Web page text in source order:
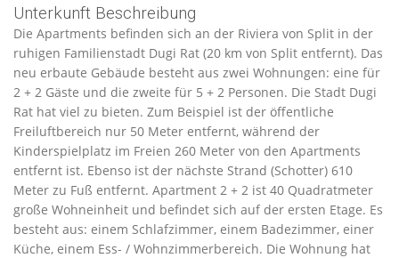
Unterkunft Beschreibung
Die Apartments befinden sich an der Riviera von Split in der
ruhigen Familienstadt Dugi Rat (20 km von Split entfernt). Das
neu erbaute Gebäude besteht aus zwei Wohnungen: eine für
2 + 2 Gäste und die zweite für 5 + 2 Personen. Die Stadt Dugi
Rat hat viel zu bieten. Zum Beispiel ist der öffentliche
Freiluftbereich nur 50 Meter entfernt, während der
Kinderspielplatz im Freien 260 Meter von den Apartments
entfernt ist. Ebenso ist der nächste Strand (Schotter) 610
Meter zu Fuß entfernt. Apartment 2 + 2 ist 40 Quadratmeter
große Wohneinheit und befindet sich auf der ersten Etage. Es
besteht aus: einem Schlafzimmer, einem Badezimmer, einer
Küche, einem Ess- / Wohnzimmerbereich. Die Wohnung hat